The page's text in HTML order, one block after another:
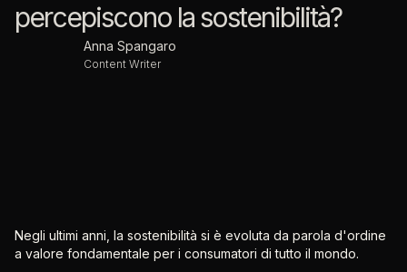
percepiscono la sostenibilità?
Anna Spangaro
Content Writer
Negli ultimi anni, la sostenibilità si è evoluta da parola d'ordine
a valore fondamentale per i consumatori di tutto il mondo.